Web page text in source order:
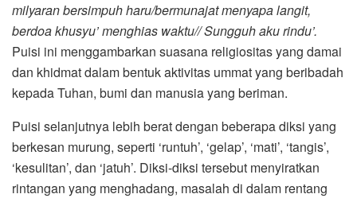
milyaran bersimpuh haru/bermunajat menyapa langit,
berdoa khusyu’ menghias waktu//Sungguh aku rindu’.
Puisi ini menggambarkan suasana religiositas yang damai
dan khidmat dalam bentuk aktivitas ummat yang beribadah
kepada Tuhan, bumi dan manusia yang beriman.
Puisi selanjutnya lebih berat dengan beberapa diksi yang
berkesan murung, seperti ‘runtuh’, ‘gelap’, ‘mati’, ‘tangis’,
‘kesulitan’, dan ‘jatuh’. Diksi-diksi tersebut menyiratkan
rintangan yang menghadang, masalah di dalam rentang